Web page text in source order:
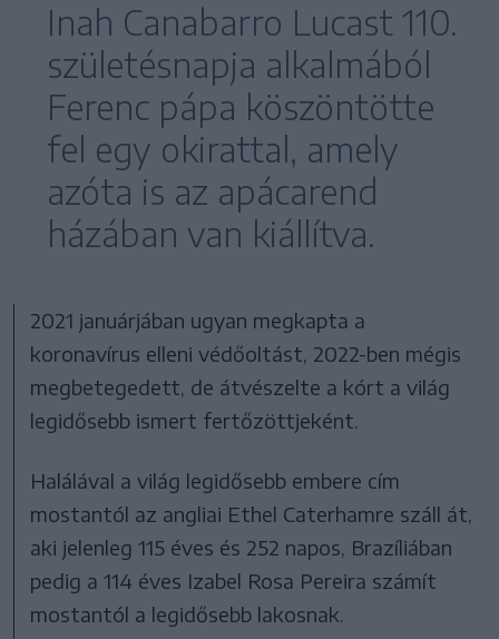
Inah Canabarro Lucast 110.
születésnapja alkalmából
Ferenc pápa köszöntötte
fel egy okirattal, amely
azóta is az apácarend
házában van kiállítva.
2021 januárjában ugyan megkapta a
koronavírus elleni védőoltást, 2022-ben mégis
megbetegedett, de átvészelte a kórt a világ
legidősebb ismert fertőzöttjeként.
Halálával a világ legidősebb embere cím
mostantól az angliai Ethel Caterhamre száll át,
aki jelenleg 115 éves és 252 napos, Brazíliában
pedig a 114 éves Izabel Rosa Pereira számít
mostantól a legidősebb lakosnak.